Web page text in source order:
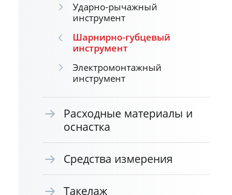
Ударно-рычажный
инструмент
Шарнирно-губцевый
инструмент
Электромонтажный
инструмент
Расходные материалы и
оснастка
Средства измерения
Такелаж